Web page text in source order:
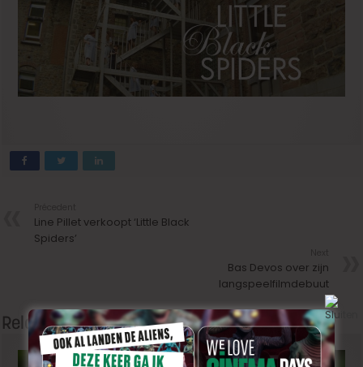
Line Pillet verkoopt ‘Little Black
Spiders’
Bas Devos over zijn
langspeelfilmdebuut
Related Articles